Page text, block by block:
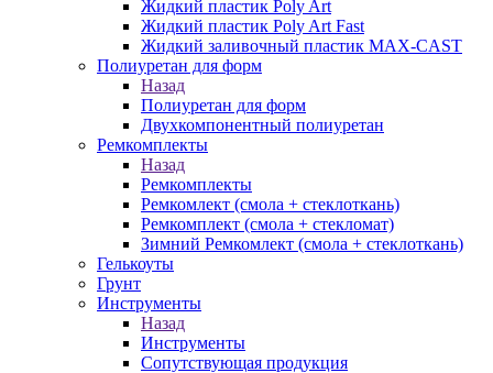
Жидкий пластик Poly Art
Жидкий пластик Poly Art Fast
Жидкий заливочный пластик MAX-CAST
Полиуретан для форм
Назад
Полиуретан для форм
Двухкомпонентный полиуретан
Ремкомплекты
Назад
Ремкомплекты
Ремкомлект (смола + стеклоткань)
Ремкомплект (смола + стекломат)
Зимний Ремкомлект (смола + стеклоткань)
Гелькоуты
Грунт
Инструменты
Назад
Инструменты
Сопутствующая продукция